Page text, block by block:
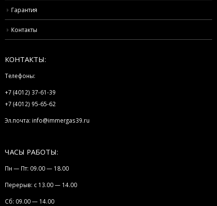
Гарантия
Контакты
КОНТАКТЫ:
Телефоны:
+7 (4012) 37-61-39
+7 (4012) 95-65-62
Эл.почта: info@immergas39.ru
ЧАСЫ РАБОТЫ:
Пн — Пт: 09.00 — 18.00
Перерыв: с 13.00 — 14.00
Сб: 09.00 — 14.00